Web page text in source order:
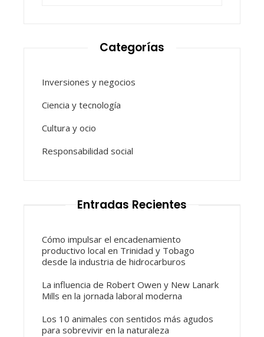
Categorías
Inversiones y negocios
Ciencia y tecnología
Cultura y ocio
Responsabilidad social
Entradas Recientes
Cómo impulsar el encadenamiento
productivo local en Trinidad y Tobago
desde la industria de hidrocarburos
La influencia de Robert Owen y New Lanark
Mills en la jornada laboral moderna
Los 10 animales con sentidos más agudos
para sobrevivir en la naturaleza